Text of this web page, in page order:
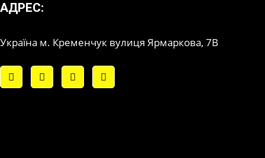
АДРЕС:
Україна м. Кременчук вулиця Ярмаркова, 7В